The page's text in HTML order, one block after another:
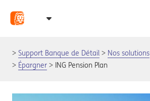
Support Banque de Détail Nos solutions
Épargner
ING Pension Plan